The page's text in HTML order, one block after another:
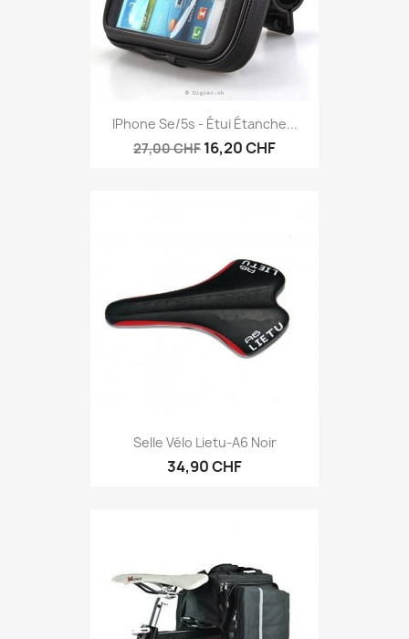
IPhone Se/5s - Étui Étanche...
27,00 CHF 16,20 CHF
Selle Vélo Lietu-A6 Noir
34,90 CHF